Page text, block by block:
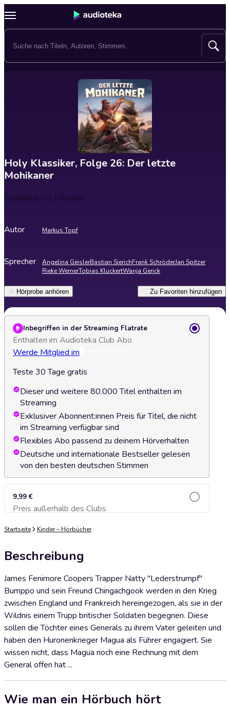
Holy Klassiker, Folge 26: Der letzte
Mohikaner
Spieldauer52 Minuten
Autor Markus Topf
Sprecher Angelina GeislerBastian SierichFrank SchröderJan Spitzer
Rieke WernerTobias KluckertWanja Gerick
Hörprobe anhören Zu Favoriten hinzufügen
Inbegriffen in der Streaming Flatrate
Enthalten im Audioteka Club Abo
Werde Mitglied im
Teste 30 Tage gratis
Dieser und weitere 80.000 Titel enthalten im
Streaming
Exklusiver Abonnent:innen Preis für Titel, die nicht
im Streaming verfügbar sind
Flexibles Abo passend zu deinem Hörverhalten
Deutsche und internationale Bestseller gelesen
von den besten deutschen Stimmen
9,99 €
Preis außerhalb des ClubsZum Warenkorb hinzufügen
Startseite Kinder – Hörbücher
Beschreibung
James Fenimore Coopers Trapper Natty "Lederstrumpf"
Bumppo und sein Freund Chingachgook werden in den Krieg
zwischen England und Frankreich hereingezogen, als sie in der
Wildnis einem Trupp britischer Soldaten begegnen. Diese
sollen die Töchter eines Generals zu ihrem Vater geleiten und
haben den Huronenkrieger Magua als Führer engagiert. Sie
wissen nicht, dass Magua noch eine Rechnung mit dem
General offen hat ...
Wie man ein Hörbuch hört